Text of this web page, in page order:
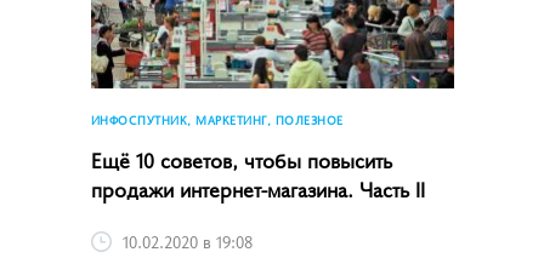
ИНФОСПУТНИК, МАРКЕТИНГ, ПОЛЕЗНОЕ
Ещё 10 советов, чтобы повысить
продажи интернет-магазина. Часть II
10.02.2020 в 19:08